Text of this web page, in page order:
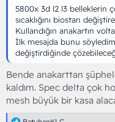
5800x 3d l2 l3 belleklerin
sıcaklığını biostan
Kullandığın anakartın
İlk mesajda bunu
değiştirdiğinde
Bende anakarttan
kaldım. Spec delta çok
mesh büyük bir kasa